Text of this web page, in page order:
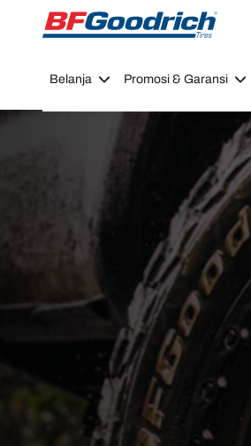
Go to page content
Go to page navigation
Belanja Promosi & Garansi